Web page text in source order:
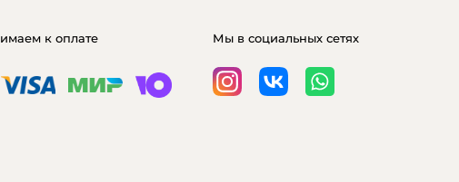
к оплате Мы в социальных сетях